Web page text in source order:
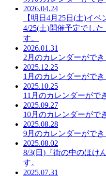
2026.04.24
【明日4月25日(土)イ
4/25(土)開催予定でし
す。
2026.01.31
2月のカレンダーができ
2025.12.25
1月のカレンダーができ
2025.10.25
11月のカレンダーがで
2025.09.27
10月のカレンダーがで
2025.08.28
9月のカレンダーができ
2025.08.02
8/3(日)『街の中のほけ
す。
2025.07.31